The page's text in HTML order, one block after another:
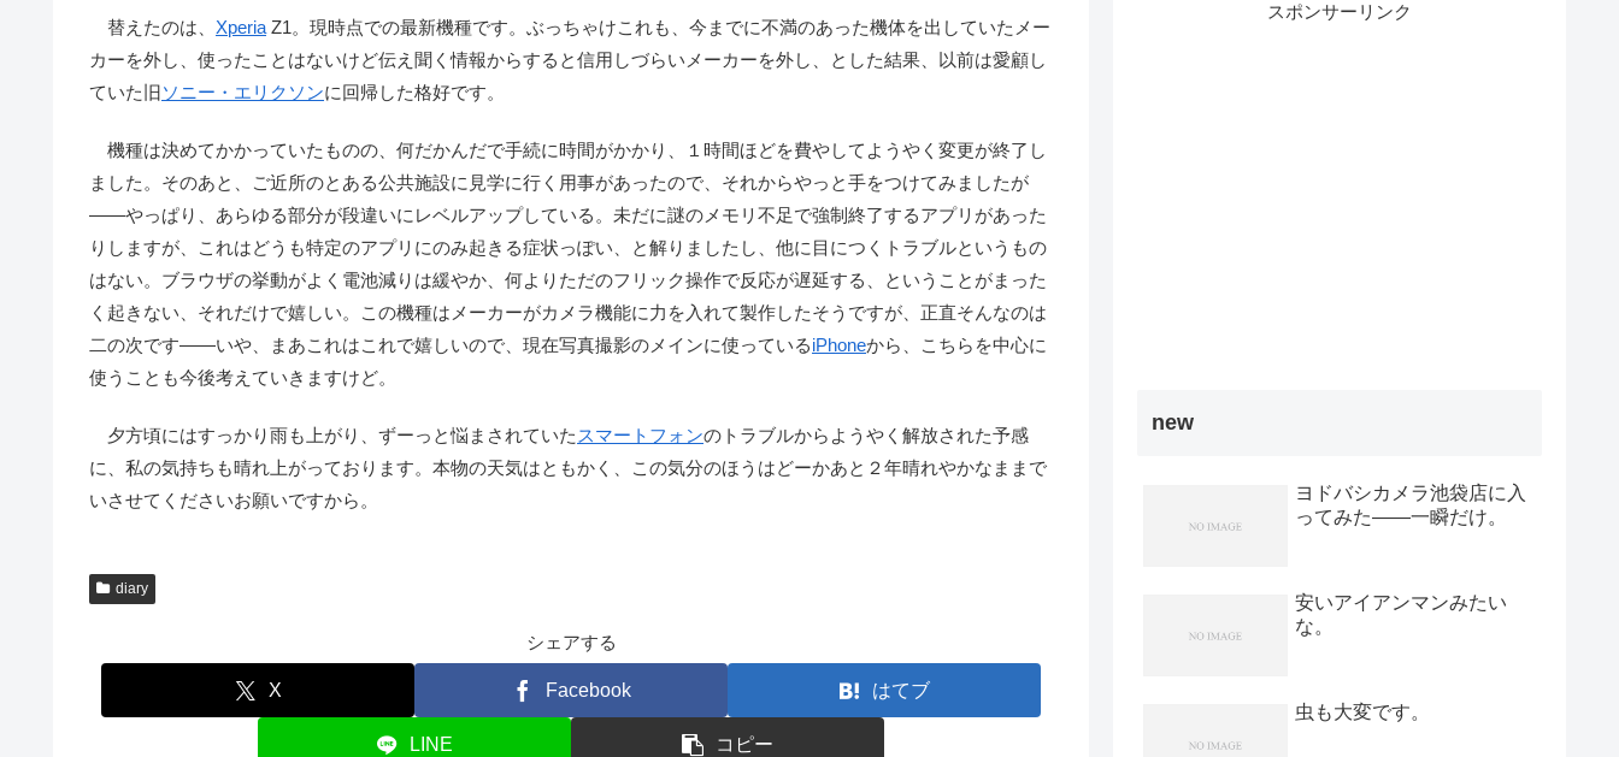
替えたのは、 Xperia Z1。現時点での最新機種です。ぶっちゃけこれも、今までに不満のあった機体を出していたメー
カーを外し、使ったことはないけど伝え聞く情報からすると信用しづらいメーカーを外し、とした結果、以前は愛顧し
ていた旧ソニー・エリクソンに回帰した格好です。
機種は決めてかかっていたものの、何だかんだで手続に時間がかかり、１時間ほどを費やしてようやく変更が終了し
ました。そのあと、ご近所のとある公共施設に見学に行く用事があったので、それからやっと手をつけてみましたが
――やっぱり、あらゆる部分が段違いにレベルアップしている。未だに謎のメモリ不足で強制終了するアプリがあった
りしますが、これはどうも特定のアプリにのみ起きる症状っぽい、と解りましたし、他に目につくトラブルというもの
はない。ブラウザの挙動がよく電池減りは緩やか、何よりただのフリック操作で反応が遅延する、ということがまった
く起きない、それだけで嬉しい。この機種はメーカーがカメラ機能に力を入れて製作したそうですが、正直そんなのは
二の次です――いや、まあこれはこれで嬉しいので、現在写真撮影のメインに使っているiPhoneから、こちらを中心に
使うことも今後考えていきますけど。
夕方頃にはすっかり雨も上がり、ずーっと悩まされていた スマートフォンのトラブルからようやく解放された予感
に、私の気持ちも晴れ上がっております。本物の天気はともかく、この気分のほうはどーかあと２年晴れやかなままで
いさせてくださいお願いですから。
diary
シェアする
X Facebook はてブ
LINE コピー
スポンサーリンク
new
ヨドバシカメラ池袋店に入
ってみた――一瞬だけ。
安いアイアンマンみたい
な。
虫も大変です。